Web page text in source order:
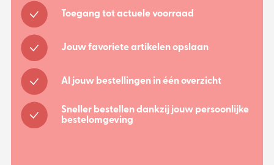
Toegang tot actuele voorraad
Jouw favoriete artikelen opslaan
Al jouw bestellingen in één overzicht
Sneller bestellen dankzij jouw persoonlijke
bestelomgeving